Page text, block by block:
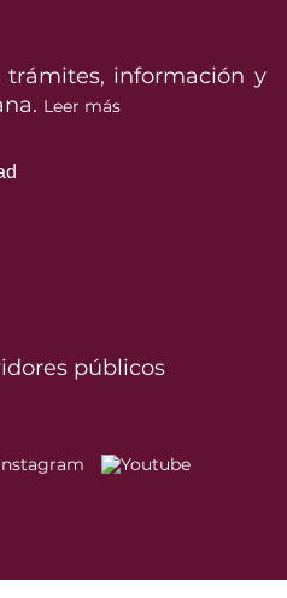
información y
Leer más
públicos